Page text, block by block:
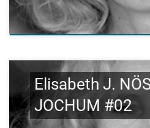
Elisabeth J.
JOCHUM #02